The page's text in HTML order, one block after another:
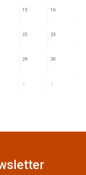
15 16
22 23
29 30
5 6